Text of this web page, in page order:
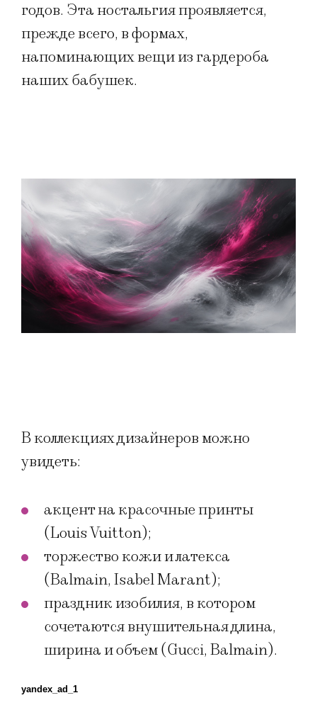
годов. Эта ностальгия проявляется,
прежде всего, в формах,
напоминающих вещи из гардероба
наших бабушек.
В коллекциях дизайнеров можно
увидеть:
акцент на красочные принты
(Louis Vuitton);
торжество кожи и латекса
(Balmain, Isabel Marant);
праздник изобилия, в котором
сочетаются внушительная длина,
ширина и объем (Gucci, Balmain).
yandex_ad_1